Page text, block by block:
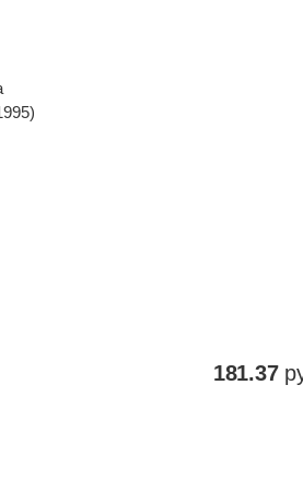
181.37